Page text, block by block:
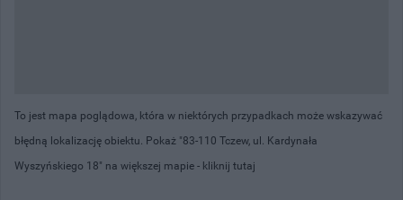
To jest mapa poglądowa, która w niektórych przypadkach może wskazywać
błędną lokalizację obiektu. Pokaż "83-110 Tczew, ul. Kardynała
Wyszyńskiego 18" na większej mapie - kliknij tutaj